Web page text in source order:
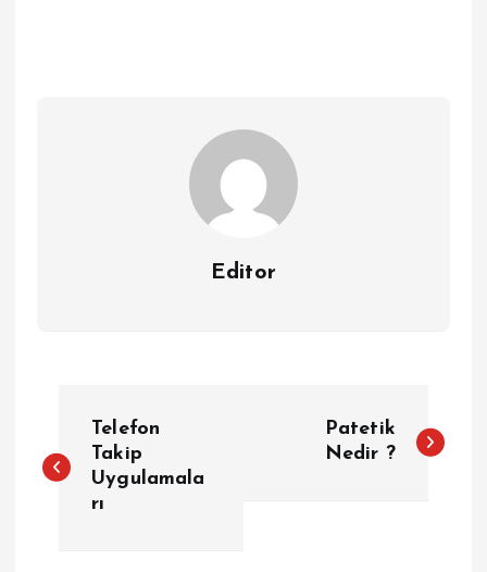
Editor
a
Telefon
Takip
Uygulamala
rı
Patetik
Nedir ?